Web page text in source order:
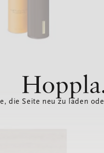
die Seite neu zu laden